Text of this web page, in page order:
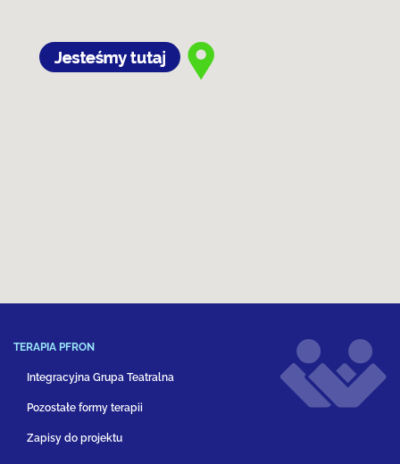
TERAPIA PFRON
Integracyjna Grupa Teatralna
Pozostałe formy terapii
Zapisy do projektu